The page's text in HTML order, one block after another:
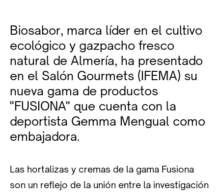
Biosabor, marca líder en el cultivo
ecológico y gazpacho fresco
natural de Almería, ha presentado
en el Salón Gourmets (IFEMA) su
nueva gama de productos
"FUSIONA" que cuenta con la
deportista Gemma Mengual como
embajadora.
Las hortalizas y cremas de la gama Fusiona
son un reflejo de la unión entre la investigación